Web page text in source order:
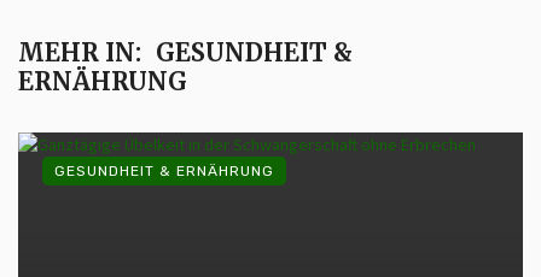
MEHR IN: GESUNDHEIT &
ERNÄHRUNG
GESUNDHEIT & ERNÄHRUNG